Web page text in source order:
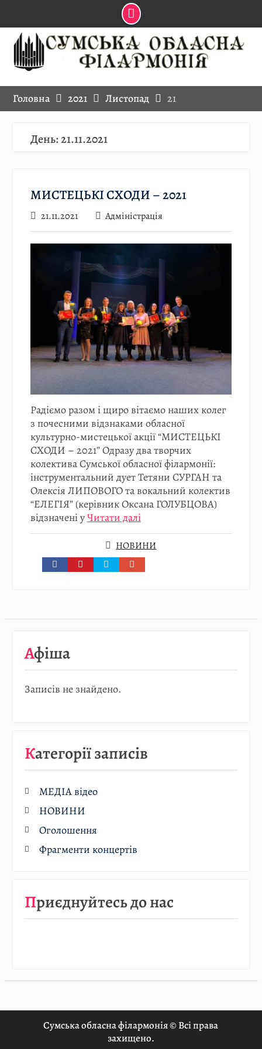
Skip
content
Головна 2021 Листопад 21
День:21.11.2021
МИСТЕЦЬКІ СХОДИ – 2021
21.11.2021 Адміністрація
Радіємо разом і щиро вітаємо наших колег
з почесними відзнаками обласної
культурно-мистецької акції “МИСТЕЦЬКІ
СХОДИ – 2021” Одразу два творчих
колектива Сумської обласної філармонії:
інструментальний дует Тетяни СУРГАН та
Олексія ЛИПОВОГО та вокальний колектив
“ЕЛЕГІЯ” (керівник Оксана ГОЛУБЦОВА)
відзначені уЧитати далі
НОВИНИ
Афіша
Записів не знайдено.
Категорії записів
МЕДІА відео
НОВИНИ
Оголошення
Фрагменти концертів
Приєднуйтесь до нас
Сумська обласна філармонія © Всі права
захищено.